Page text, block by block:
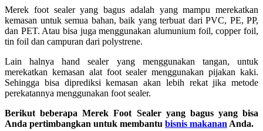
Merek foot sealer yang bagus adalah yang mampu merekatkan
kemasan untuk semua bahan, baik yang terbuat dari PVC, PE, PP,
dan PET. Atau bisa juga menggunakan alumunium foil, copper foil,
tin foil dan campuran dari polystrene.
Lain halnya hand sealer yang menggunakan tangan, untuk
merekatkan kemasan alat foot sealer menggunakan pijakan kaki.
Sehingga bisa diprediksi kemasan akan lebih rekat jika metode
perekatannya menggunakan foot sealer.
Berikut beberapa Merek Foot Sealer yang bagus yang bisa
Anda pertimbangkan untuk membantu bisnis makanan Anda.